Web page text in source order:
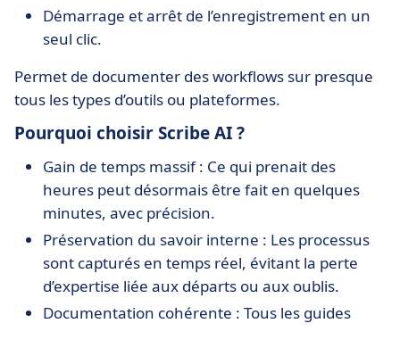
Démarrage et arrêt de l’enregistrement en un
seul clic.
Permet de documenter des workflows sur presque
tous les types d’outils ou plateformes.
Pourquoi choisir Scribe AI ?
Gain de temps massif : Ce qui prenait des
heures peut désormais être fait en quelques
minutes, avec précision.
Préservation du savoir interne : Les processus
sont capturés en temps réel, évitant la perte
d’expertise liée aux départs ou aux oublis.
Documentation cohérente : Tous les guides